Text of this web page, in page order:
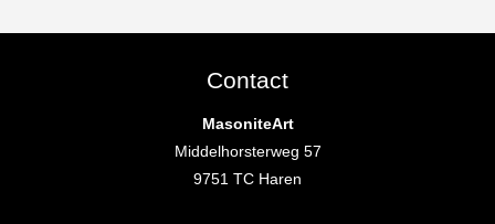
Contact
MasoniteArt
Middelhorsterweg 57
9751 TC Haren